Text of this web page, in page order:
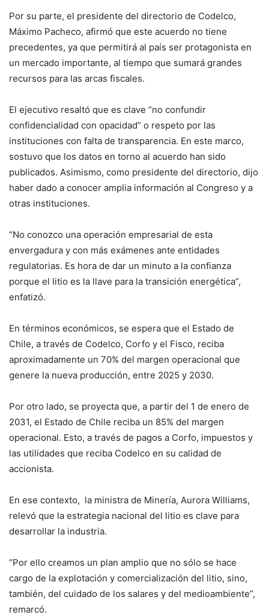
Por su parte, el presidente del directorio de Codelco,
Máximo Pacheco, afirmó que este acuerdo no tiene
precedentes, ya que permitirá al país ser protagonista en
un mercado importante, al tiempo que sumará grandes
recursos para las arcas fiscales.
El ejecutivo resaltó que es clave “no confundir
confidencialidad con opacidad” o respeto por las
instituciones con falta de transparencia. En este marco,
sostuvo que los datos en torno al acuerdo han sido
publicados. Asimismo, como presidente del directorio, dijo
haber dado a conocer amplia información al Congreso y a
otras instituciones.
“No conozco una operación empresarial de esta
envergadura y con más exámenes ante entidades
regulatorias. Es hora de dar un minuto a la confianza
porque el litio es la llave para la transición energética”,
enfatizó.
En términos económicos, se espera que el Estado de
Chile, a través de Codelco, Corfo y el Fisco, reciba
aproximadamente un 70% del margen operacional que
genere la nueva producción, entre 2025 y 2030.
Por otro lado, se proyecta que, a partir del 1 de enero de
2031, el Estado de Chile reciba un 85% del margen
operacional. Esto, a través de pagos a Corfo, impuestos y
las utilidades que reciba Codelco en su calidad de
accionista.
En ese contexto, la ministra de Minería, Aurora Williams,
relevó que la estrategia nacional del litio es clave para
desarrollar la industria.
“Por ello creamos un plan amplio que no sólo se hace
cargo de la explotación y comercialización del litio, sino,
también, del cuidado de los salares y del medioambiente”,
remarcó.